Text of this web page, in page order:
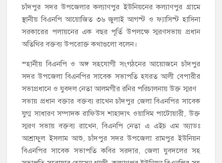
চাঁদপুর সদর উপজেলার কল্যাণপুর ইউনিয়নের কল্যাণপুর গ্রামে
স্থানীয় বিএনপি আয়োজিত ৩৬ জুলাই আগস্ট ও ফ্যাসিস্ট হাসিনা
সরকারের পলায়নের এক বছর পূর্তি উপলক্ষে স্মরণসভায় প্রধান
অতিথির বক্তব্য উপরোক্ত কথাগুলো বলেন।
স্হানীয় বিএনপি ও অঙ্গ সহযোগী সংগঠনের আয়োজনে চাঁদপুর
সদর উপজেলা বিএনপির সাবেক সভাপতি হযরত আলী বেপারীর
সভাপ্রধানে ও যুবদল নেতা আলমগীর রনির পরিচালনায় উক্ত স্মরণ
সভায় প্রধান বক্তার বক্তব্য রাখেন চাঁদপুর জেলা বিএনপির সাবেক
যুগ্ম সাধারণ সম্পাদক রাফিউস শাহাদাৎ ওয়াসিম পাটোয়ারী, উক্ত
স্মরণ সভায় বক্তব্য রাখেন, বিএনপি নেতা এ এইচ এম অ্যাডঃ
আশ্রাফুল ইসলাম আশু, চাঁদপুর সদর উপজেলা রামপুর ইউনিয়ন
বিএনপির সাবেক সভাপতি কবির সরদার, জেলা যুবদলের সহ